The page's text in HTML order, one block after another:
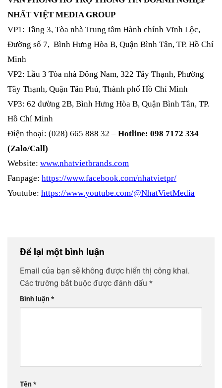
NHẤT VIỆT MEDIA GROUP
VP1: Tầng 3, Tòa nhà Trung tâm Hành chính Vĩnh Lộc,
Đường số 7, Bình Hưng Hòa B, Quận Bình Tân, TP. Hồ Chí
Minh
VP2: Lầu 3 Tòa nhà Đông Nam, 322 Tây Thạnh, Phường
Tây Thạnh, Quận Tân Phú, Thành phố Hồ Chí Minh
VP3: 62 đường 2B, Bình Hưng Hòa B, Quận Bình Tân, TP.
Hồ Chí Minh
Điện thoại: (028) 665 888 32 – Hotline: 098 7172 334
(Zalo/Call)
Website: www.nhatvietbrands.com
Fanpage: https://www.facebook.com/nhatvietpr/
Youtube: https://www.youtube.com/@NhatVietMedia
Để lại một bình luận
Email của bạn sẽ không được hiển thị công khai.
Các trường bắt buộc được đánh dấu *
Bình luận*
Tên*